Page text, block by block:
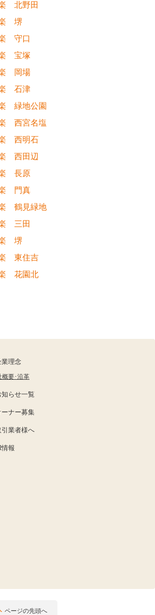
北野田
楽 堺
守口
宝塚
楽 岡場
楽 石津
緑地公園
西宮名塩
西明石
西田辺
楽 長原
楽 門真
鶴見緑地
三田
楽 堺
東住吉
花園北
業理念
概要･沿革
知らせ一覧
ーナー募集
引業者様へ
情報
ページの先頭へ